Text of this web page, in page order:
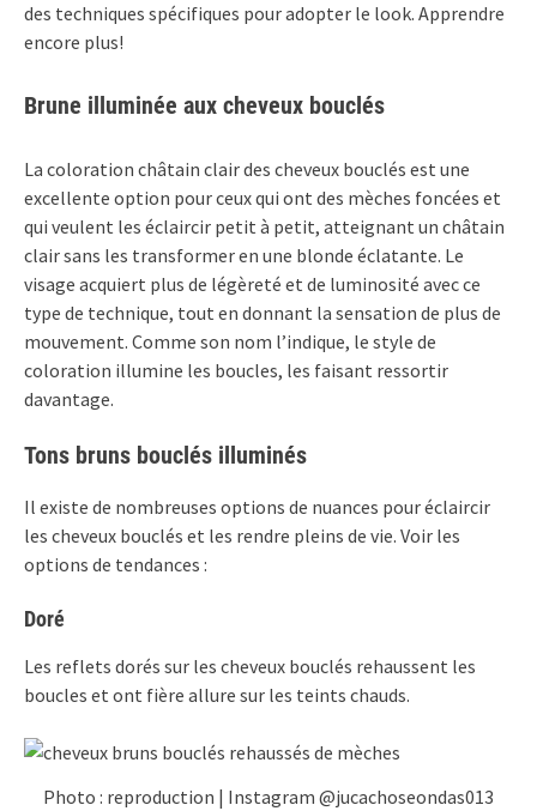
des techniques spécifiques pour adopter le look. Apprendre
encore plus!
Brune illuminée aux cheveux bouclés
La coloration châtain clair des cheveux bouclés est une
excellente option pour ceux qui ont des mèches foncées et
qui veulent les éclaircir petit à petit, atteignant un châtain
clair sans les transformer en une blonde éclatante. Le
visage acquiert plus de légèreté et de luminosité avec ce
type de technique, tout en donnant la sensation de plus de
mouvement. Comme son nom l’indique, le style de
coloration illumine les boucles, les faisant ressortir
davantage.
Tons bruns bouclés illuminés
Il existe de nombreuses options de nuances pour éclaircir
les cheveux bouclés et les rendre pleins de vie. Voir les
options de tendances :
Doré
Les reflets dorés sur les cheveux bouclés rehaussent les
boucles et ont fière allure sur les teints chauds.
Photo : reproduction | Instagram @jucachoseondas013